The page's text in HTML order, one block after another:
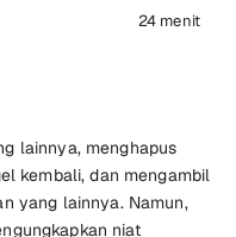
24 menit
lainnya, menghapus
kembali, dan mengambil
yang lainnya. Namun,
niat